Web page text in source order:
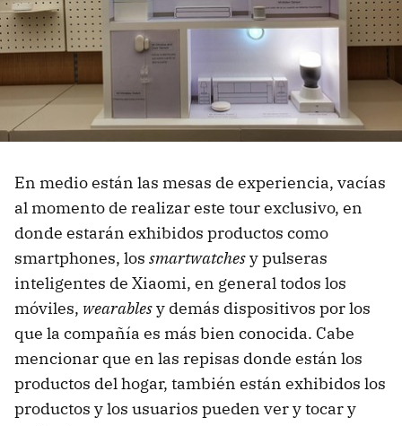
En medio están las mesas de experiencia, vacías
al momento de realizar este tour exclusivo, en
donde estarán exhibidos productos como
smartphones, los smartwatchesy pulseras
inteligentes de Xiaomi, en general todos los
móviles, wearablesy demás dispositivos por los
que la compañía es más bien conocida. Cabe
mencionar que en las repisas donde están los
productos del hogar, también están exhibidos los
productos y los usuarios pueden ver y tocar y